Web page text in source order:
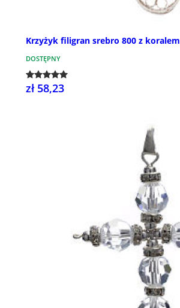
Krzyżyk filigran srebro 800 z koralem
DOSTĘPNY
zł 58,23